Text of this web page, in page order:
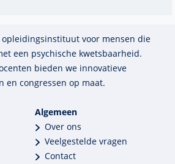
opleidings­insti­tuut voor mensen die
een psychische kwets­baar­heid.
bieden we innova­tieve
en congres­sen op maat.
Algemeen
Over ons
Veelgestelde vragen
Contact